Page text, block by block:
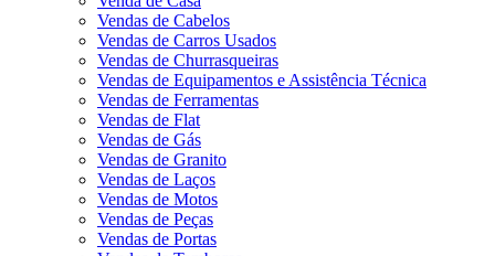
Vendas de Cabelos
Vendas de Carros Usados
Vendas de Churrasqueiras
Vendas de Equipamentos e Assistência Técnica
Vendas de Ferramentas
Vendas de Flat
Vendas de Gás
Vendas de Granito
Vendas de Laços
Vendas de Motos
Vendas de Peças
Vendas de Portas